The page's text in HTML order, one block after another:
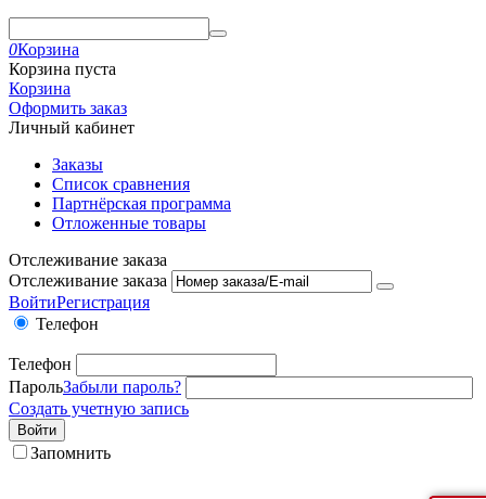
0Корзина
Корзина пуста
Корзина
Оформить заказ
Личный кабинет
Заказы
Список сравнения
Партнёрская программа
Отложенные товары
Отслеживание заказа
Отслеживание заказа
ВойтиРегистрация
Телефон
Телефон
ПарольЗабыли пароль?
Создать учетную запись
Войти
Запомнить